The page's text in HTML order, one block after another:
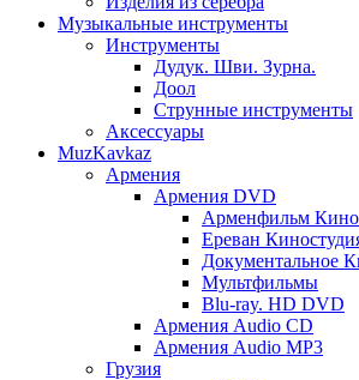
Музыкальные инструменты
Инструменты
Дудук. Шви. Зурна.
Доол
Струнные инструменты
Аксессуары
MuzKavkaz
Армения
Армения DVD
Арменфильм
Ереван
Документальное
Мультфильмы
Blu-ray. HD DVD
Армения Audio CD
Армения Audio MP3
Грузия